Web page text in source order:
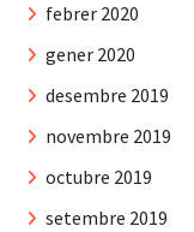
febrer 2020
gener 2020
desembre 2019
novembre 2019
octubre 2019
setembre 2019